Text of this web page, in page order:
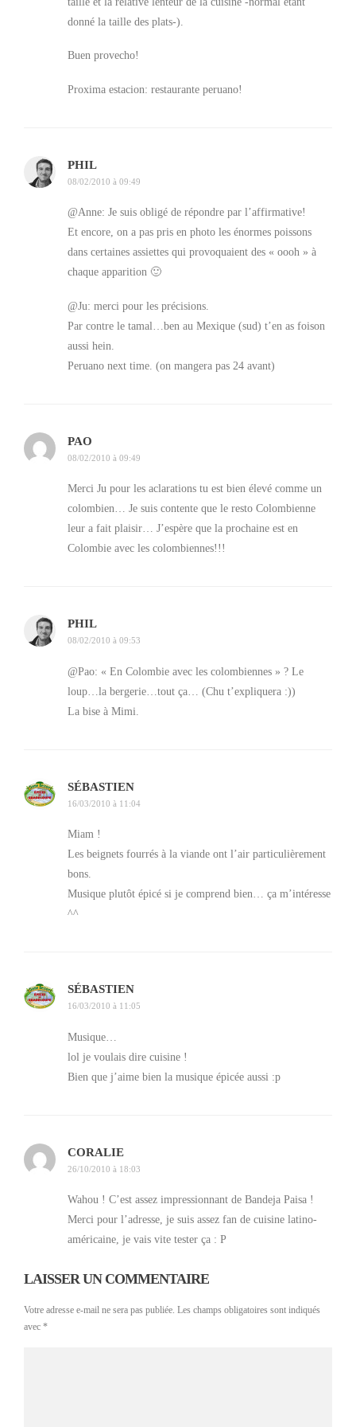
Alors déja c’est tellement énorme qu’on a pris la
photo en hauteur pour que ça rentre. Tu vois le truc?
Plat composé de haricots rouge cuits à la manière
colombienne en sauce avec de petits morceaux de
plantain, du riz, viande hachée de bœuf, poitrine de
porc croustillante, saucisses colombiennes et banane
plantain jeune frit, avocat et œuf frit.
Ils oublient juste de préciser que même les aventuriers
les plus coriaces ont du mal à finir tellement c’est
gargantuesque. C’était vraiment bon, au point de finir
j’avais oublié.
donné la taille des plats-).
Buen provecho!
Proxima estacion: restaurante peruano!
PHIL
08/02/2010 à 09:49
@Anne: Je suis obligé de répondre par l’affirmative!
Et encore, on a pas pris en photo les énormes poissons
dans certaines assiettes qui provoquaient des « oooh » à
chaque apparition 🙂
@Ju: merci pour les précisions.
Par contre le tamal…ben au Mexique (sud) t’en as foison
aussi hein.
Peruano next time. (on mangera pas 24 avant)
PAO
08/02/2010 à 09:49
Merci Ju pour les aclarations tu est bien élevé comme un
colombien… Je suis contente que le resto Colombienne
leur a fait plaisir… J’espère que la prochaine est en
Colombie avec les colombiennes!!!
PHIL
08/02/2010 à 09:53
@Pao: « En Colombie avec les colombiennes » ? Le
loup…la bergerie…tout ça… (Chu t’expliquera :))
La bise à Mimi.
SÉBASTIEN
16/03/2010 à 11:04
Miam !
Les beignets fourrés à la viande ont l’air particulièrement
bons.
Musique plutôt épicé si je comprend bien… ça m’intéresse
^^
SÉBASTIEN
16/03/2010 à 11:05
Musique…
lol je voulais dire cuisine !
Bien que j’aime bien la musique épicée aussi :p
CORALIE
26/10/2010 à 18:03
Wahou ! C’est assez impressionnant de Bandeja Paisa !
Merci pour l’adresse, je suis assez fan de cuisine latino-
américaine, je vais vite tester ça : P
LAISSER UN COMMENTAIRE
Votre adresse e-mail ne sera pas publiée. Les champs obligatoires sont indiqués
avec *